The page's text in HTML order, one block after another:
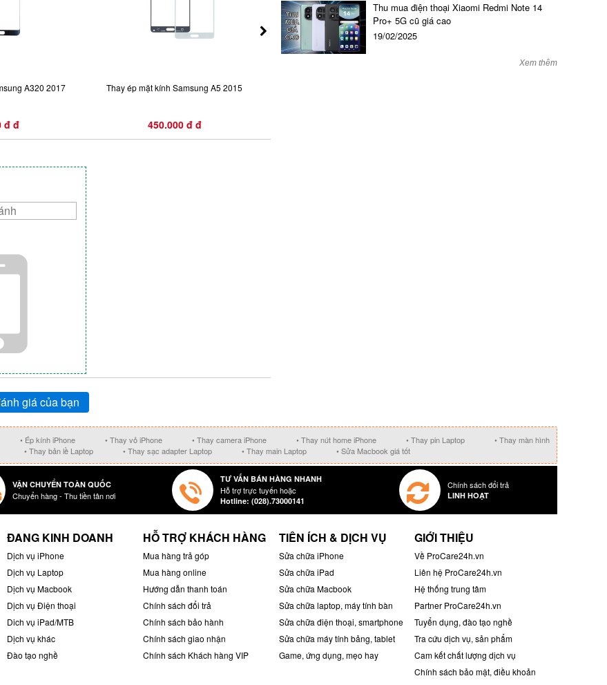
A320 2017
đ đ
Thay ép mặt kính Samsung A5 2015
450.000 đ đ
giá của bạn
Thu mua điện thoại Xiaomi Redmi Note 14
Pro+ 5G cũ giá cao
19/02/2025
Xem thêm
• Ép kính iPhone • Thay vỏ iPhone • Thay camera iPhone • Thay nút home iPhone • Thay pin Laptop
• Thay màn hình
• Thay bản lề Laptop • Thay sạc adapter Laptop • Thay main Laptop • Sửa Macbook giá tốt
VẬN CHUYỂN TOÀN QUỐC
Chuyển hàng - Thu tiền tân nơi
TƯ VẤN BÁN HÀNG NHANH
Hỗ trợ trực tuyến hoặc
Hotline: (028).73000141
Chính sách đổi trả
LINH HOẠT
ĐANG KINH DOANH
Dịch vụ iPhone
Dịch vụ Laptop
Dịch vụ Macbook
Dịch vụ Điện thoại
Dich vụ iPad/MTB
Dịch vụ khác
Đào tạo nghề
HỖ TRỢ KHÁCH HÀNG
Mua hàng trả góp
Mua hàng online
Hướng dẫn thanh toán
Chính sách đổi trả
Chính sách bảo hành
Chính sách giao nhận
Chính sách Khách hàng VIP
TIÊN ÍCH & DỊCH VỤ
Sửa chữa iPhone
Sửa chữa iPad
Sửa chữa Macbook
Sửa chữa laptop, máy tính bàn
Sửa chữa điện thoại, smartphone
Sửa chữa máy tính bảng, tablet
Game, ứng dụng, mẹo hay
GIỚI THIỆU
Về ProCare24h.vn
Liên hệ ProCare24h.vn
Hệ thống trung tâm
Partner ProCare24h.vn
Tuyển dụng, đào tạo nghề
Tra cứu dịch vụ, sản phẩm
Cam kết chất lượng dịch vụ
Chính sách bảo mật, điều khoản